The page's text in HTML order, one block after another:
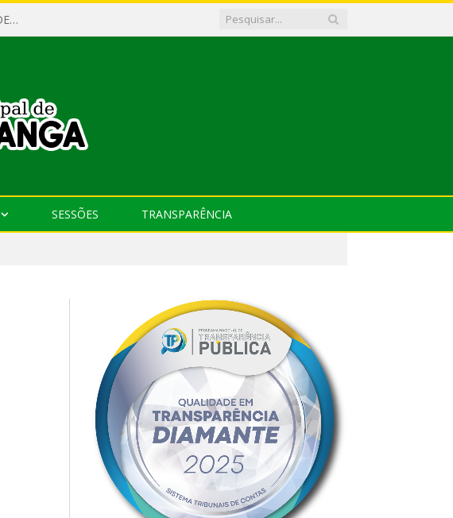
SERVIDORES DA CÂMARA MUNICIPAL RETORNAM ÀS ATIVIDADES APÓS O RECESSO PARLAMENTAR
SESSÕES TRANSPARÊNCIA